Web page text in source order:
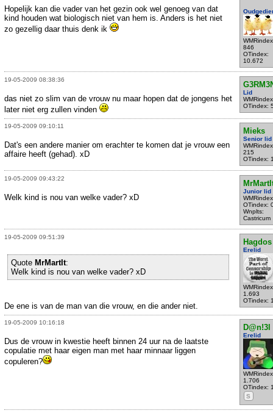
846
OTindex:
10.672
Hopelijk kan die vader van het gezin ook wel genoeg van dat
kind houden wat biologisch niet van hem is. Anders is het niet
zo gezellig daar thuis denk ik
19-05-2009 08:38:36
Lid
OTindex:
das niet zo slim van de vrouw nu maar hopen dat de jongens het
later niet erg zullen vinden
19-05-2009 09:10:11
Mieks
Senior lid
215
OTindex:
Dat's een andere manier om erachter te komen dat je vrouw een
affaire heeft (gehad). xD
19-05-2009 09:43:22
Junior lid
OTindex:
Wnplts:
Castricum
Welk kind is nou van welke vader? xD
19-05-2009 09:51:39
Hagdos
Erelid
1.693
OTindex:
Quote MrMartIt:
Welk kind is nou van welke vader? xD
De ene is van de man van die vrouw, en die ander niet.
19-05-2009 10:16:18
D@n!3l
Erelid
1.706
OTindex:
S
Dus de vrouw in kwestie heeft binnen 24 uur na de laatste
copulatie met haar eigen man met haar minnaar liggen
copuleren?